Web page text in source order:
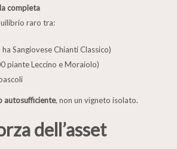
completa
raro tra:
Sangiovese Chianti Classico)
piante Leccino e Moraiolo)
autosufficiente, non un vigneto isolato.
dell’asset